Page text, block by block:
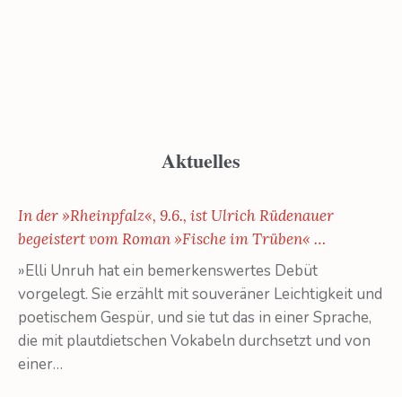
Aktuelles
In der »Rheinpfalz«, 9.6., ist Ulrich Rüdenauer
begeistert vom Roman »Fische im Trüben« …
»Elli Unruh hat ein bemerkenswertes Debüt
vorgelegt. Sie erzählt mit souveräner Leichtigkeit und
poetischem Gespür, und sie tut das in einer Sprache,
die mit plautdietschen Vokabeln durchsetzt und von
einer…